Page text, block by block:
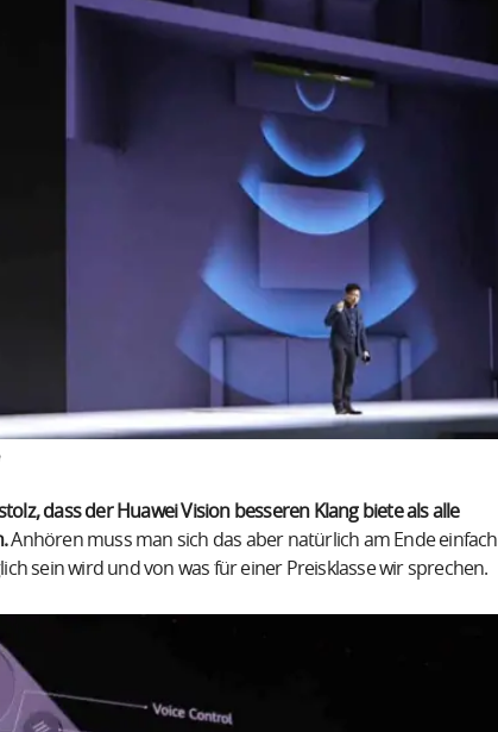
dass der Huawei Vision besseren Klang biete als alle
Anhören muss man sich das aber natürlich am Ende einfach
sein wird und von was für einer Preisklasse wir sprechen.